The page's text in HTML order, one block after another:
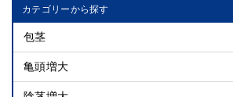
カテゴリーから探す
包茎
亀頭増大